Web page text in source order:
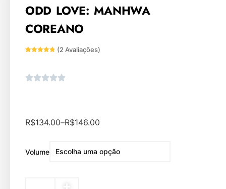
ODD LOVE: MANHWA
COREANO
baseado
em
(2 Avaliações)
R$134.00–R$146.00
Volume